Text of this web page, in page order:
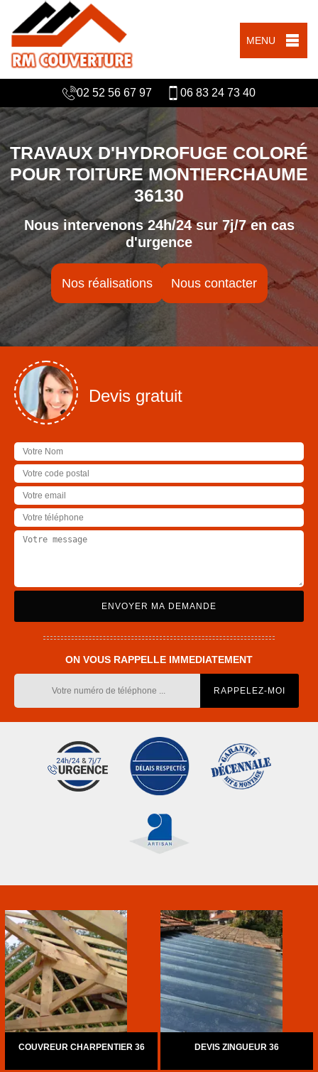
MENU
02 52 56 67 97 06 83 24 73 40
TRAVAUX D'HYDROFUGE COLORÉ
POUR TOITURE MONTIERCHAUME
36130
Nous intervenons 24h/24 sur 7j/7 en cas
d'urgence
Nos réalisations Nous contacter
Devis gratuit
ON VOUS RAPPELLE IMMEDIATEMENT
COUVREUR CHARPENTIER 36 DEVIS ZINGUEUR 36